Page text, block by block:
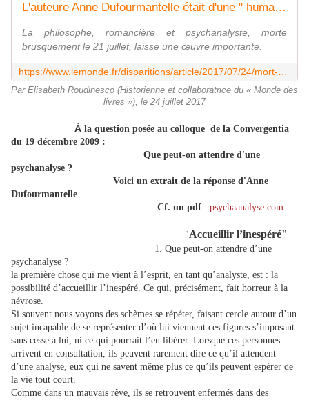
L'auteure Anne Dufourmantelle était d'une " humanité exceptionnelle "
La philosophe, romancière et psychanalyste, morte
brusquement le 21 juillet, laisse une œuvre importante.
Par Elisabeth Roudinesco (Historienne et collaboratrice du « Monde des
livres »), le 24 juillet 2017
À la question posée au colloque de la Convergentia
du 19 décembre 2009 :
Que peut-on attendre d'une
psychanalyse ?
Voici un extrait de la réponse d'Anne
Dufourmantelle
Cf. un pdf psychaanalyse.com
"Accueillir l’inespéré"
1. Que peut-on attendre d’une
psychanalyse ?
la première chose qui me vient à l’esprit, en tant qu’analyste, est : la
possibilité d’accueillir l’inespéré. Ce qui, précisément, fait horreur à la
névrose.
Si souvent nous voyons des schèmes se répéter, faisant cercle autour d’un
sujet incapable de se représenter d’où lui viennent ces figures s’imposant
sans cesse à lui, ni ce qui pourrait l’en libérer. Lorsque ces personnes
arrivent en consultation, ils peuvent rarement dire ce qu’il attendent
d’une analyse, eux qui ne savent même plus ce qu’ils peuvent espérer de
la vie tout court.
Comme dans un mauvais rêve, ils se retrouvent enfermés dans des